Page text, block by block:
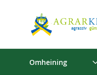
Omheining